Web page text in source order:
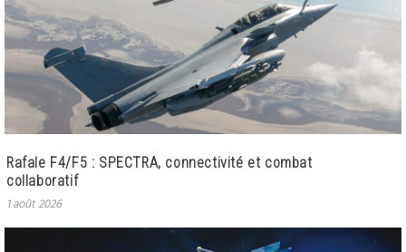
Rafale F4/F5 : SPECTRA, connectivité et combat
collaboratif
1 août 2026